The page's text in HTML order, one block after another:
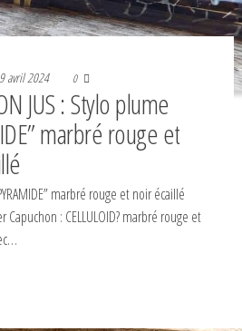
9 avril 2024 0
JUS : Stylo plume
marbré rouge et
marbré rouge et noir écaillé
Capuchon : CELLULOID? marbré rouge et